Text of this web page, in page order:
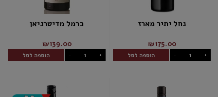
נחל יתיר מארז
₪175.00
- + הוספה לסל
כרמל מדיטרניאן
₪139.00
- + הוספה לסל